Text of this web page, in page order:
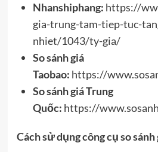
Nhanshiphang: https://
gia-trung-tam-tiep-tuc-
nhiet/1043/ty-gia/
So sánh giá
Taobao: https://
So sánh giá Trung
Quốc: https://
Cách sử dụng công cụ so sánh